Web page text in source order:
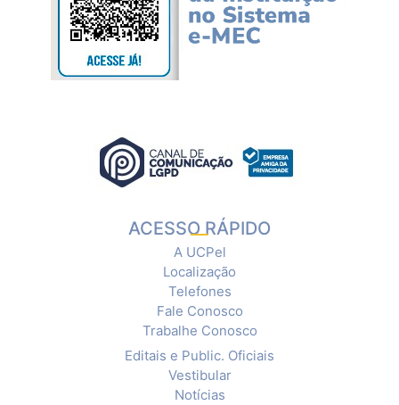
ACESSO RÁPIDO
A UCPel
Localização
Telefones
Fale Conosco
Trabalhe Conosco
Editais e Public. Oficiais
Vestibular
Notícias